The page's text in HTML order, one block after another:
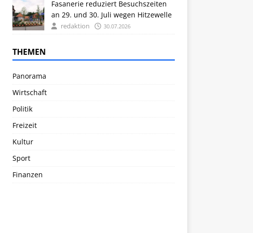
Fasanerie reduziert Besuchszeiten
an 29. und 30. Juli wegen Hitzewelle
redaktion 30.07.2026
THEMEN
Panorama
Wirtschaft
Politik
Freizeit
Kultur
Sport
Finanzen